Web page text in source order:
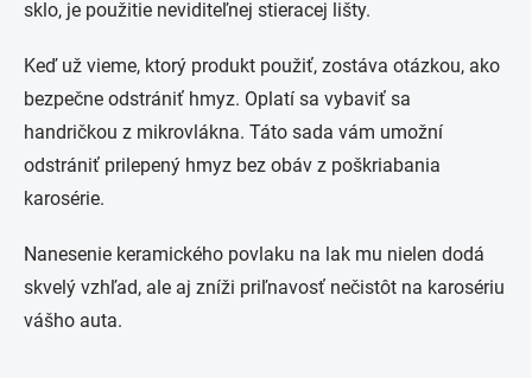
sklo, je použitie neviditeľnej stieracej lišty.
Keď už vieme, ktorý produkt použiť, zostáva otázkou, ako
bezpečne odstrániť hmyz. Oplatí sa vybaviť sa
handričkou z mikrovlákna. Táto sada vám umožní
odstrániť prilepený hmyz bez obáv z poškriabania
karosérie.
Nanesenie keramického povlaku na lak mu nielen dodá
skvelý vzhľad, ale aj zníži priľnavosť nečistôt na karosériu
vášho auta.